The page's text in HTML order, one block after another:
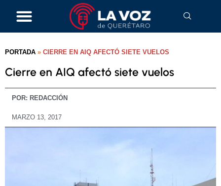
PORTADA » CIERRE EN AIQ AFECTÓ SIETE VUELOS
Cierre en AIQ afectó siete vuelos
POR: REDACCIÓN
MARZO 13, 2017